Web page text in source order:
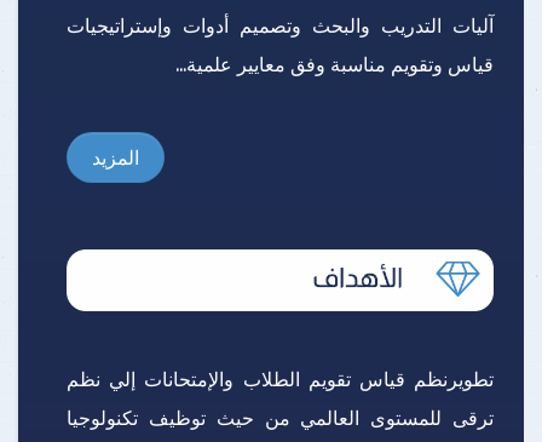
آليات التدريب والبحث وتصميم أدوات وإستراتيجيات
قياس وتقويم مناسبة وفق معايير علمية...
المزيد
تطويرنظم قياس تقويم الطلاب والإمتحانات إلي نظم
ترقى للمستوى العالمي من حيث توظيف تكنولوجيا